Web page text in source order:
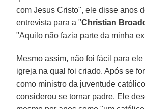
com Jesus Cristo", ele disse anos
entrevista para a "Christian
"Aquilo não fazia parte da minha
Mesmo assim, não foi fácil para
igreja na qual foi criado. Após se
como ministro da juventude
considerou se tornar padre. Ele